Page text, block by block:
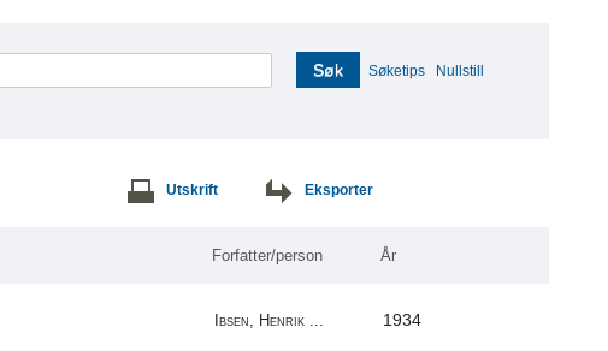
Søk Søketips Nullstill
Utskrift Eksporter
Forfatter/person År
Ibsen, Henrik ... 1934